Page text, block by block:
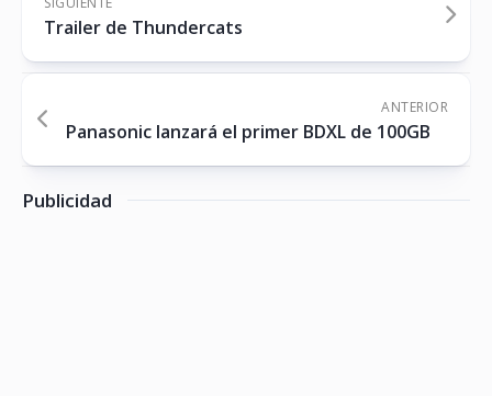
Trailer de Thundercats
ANTERIOR
Panasonic lanzará el primer BDXL de 100GB
Publicidad